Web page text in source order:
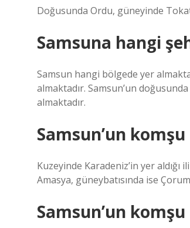
Doğusunda Ordu, güneyinde
Samsuna hangi
Samsun hangi bölgede yer
almaktadır. Samsun’un
almaktadır.
Samsun’un
Kuzeyinde Karadeniz’in yer
Amasya, güneybatısında ise
Samsun’un